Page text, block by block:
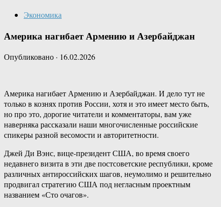
Экономика
Америка нагибает Армению и Азербайджан
Опубликовано · 16.02.2026
Америка нагибает Армению и Азербайджан. И дело тут не
только в кознях против России, хотя и это имеет место быть,
но про это, дорогие читатели и комментаторы, вам уже
наверняка рассказали наши многочисленные российские
спикеры разной весомости и авторитетности.
Джей Ди Вэнс, вице-президент США, во время своего
недавнего визита в эти две постсоветские республики, кроме
различных антироссийских шагов, неумолимо и решительно
продвигал стратегию США под негласным проектным
названием «Сто очагов».